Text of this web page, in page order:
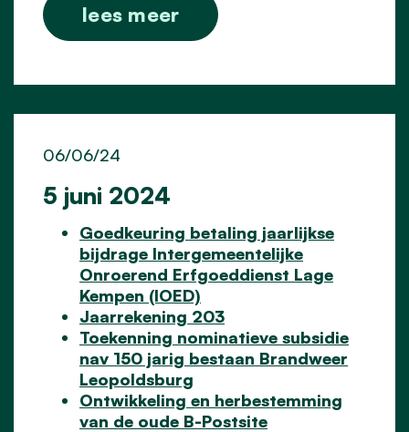
lees meer
5 juni 2024
06/06/24
Goedkeuring betaling jaarlijkse
bijdrage Intergemeentelijke
Onroerend Erfgoeddienst Lage
Kempen (IOED)
Jaarrekening 203
Toekenning nominatieve subsidie
nav 150 jarig bestaan Brandweer
Leopoldsburg
Ontwikkeling en herbestemming
van de oude B-Postsite